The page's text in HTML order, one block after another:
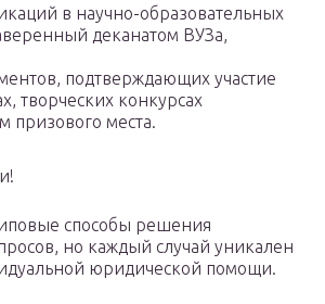
в научно-образовательных
деканатом ВУЗа,
подтверждающих участие
творческих конкурсах
призового места.
способы решения
но каждый случай уникален
юридической помощи.